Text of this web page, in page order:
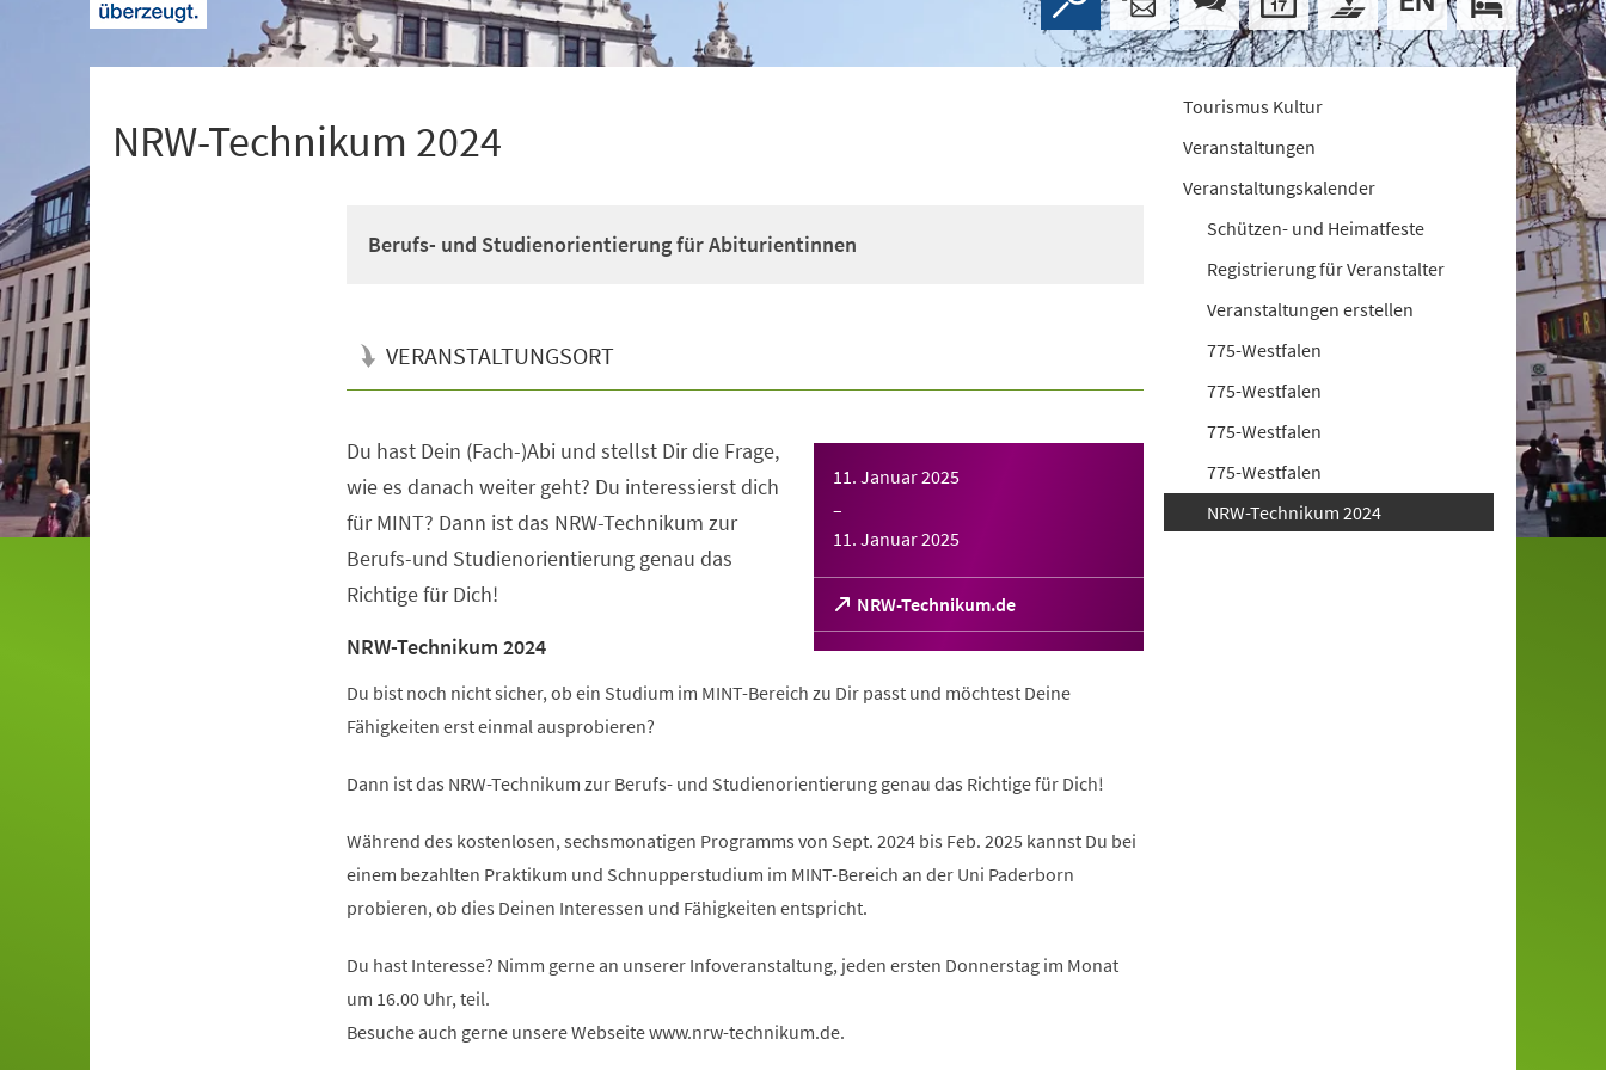
NRW-Technikum 2024
Berufs- und Studienorientierung für Abiturientinnen
VERANSTALTUNGSORT
11. Januar 2025
–
11. Januar 2025
NRW-Technikum.de
(Öffnet
in
einem
Tab)
Du hast Dein (Fach-)Abi und stellst Dir die Frage,
wie es danach weiter geht? Du interessierst dich
für MINT? Dann ist das NRW-Technikum zur
Berufs-und Studienorientierung genau das
Richtige für Dich!
NRW-Technikum 2024
Du bist noch nicht sicher, ob ein Studium im MINT-Bereich zu Dir passt und möchtest Deine
Fähigkeiten erst einmal ausprobieren?
Dann ist das NRW-Technikum zur Berufs- und Studienorientierung genau das Richtige für Dich!
Während des kostenlosen, sechsmonatigen Programms von Sept. 2024 bis Feb. 2025 kannst Du bei
einem bezahlten Praktikum und Schnupperstudium im MINT-Bereich an der Uni Paderborn
probieren, ob dies Deinen Interessen und Fähigkeiten entspricht.
Du hast Interesse? Nimm gerne an unserer Infoveranstaltung, jeden ersten Donnerstag im Monat
um 16.00 Uhr, teil.
Besuche auch gerne unsere Webseite www.nrw-technikum.de.
Tourismus Kultur
Veranstaltungen
Veranstaltungskalender
Schützen- und Heimatfeste
Registrierung für Veranstalter
Veranstaltungen erstellen
775-Westfalen
775-Westfalen
775-Westfalen
775-Westfalen
NRW-Technikum 2024